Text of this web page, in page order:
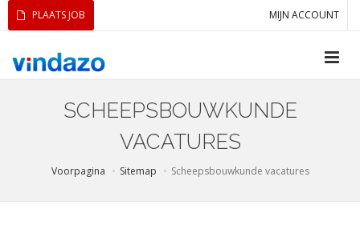
PLAATS JOB MIJN ACCOUNT
SCHEEPSBOUWKUNDE
VACATURES
Voorpagina Sitemap Scheepsbouwkunde vacatures